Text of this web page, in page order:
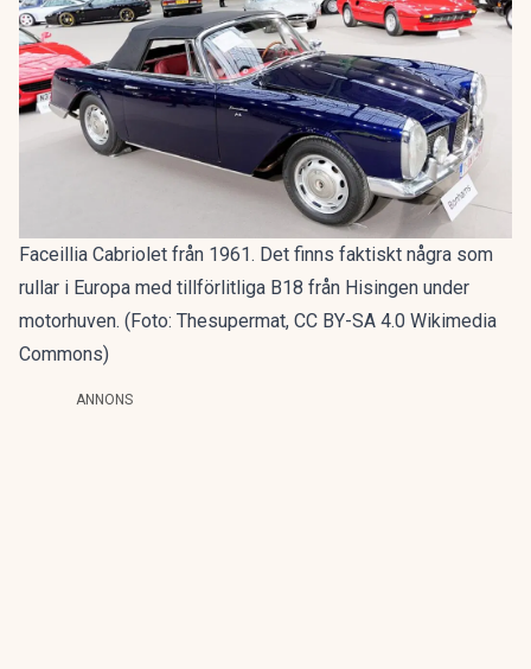
Faceillia Cabriolet från 1961. Det finns faktiskt några som
rullar i Europa med tillförlitliga B18 från Hisingen under
motorhuven. (Foto: Thesupermat, CC BY-SA 4.0 Wikimedia
Commons)
ANNONS